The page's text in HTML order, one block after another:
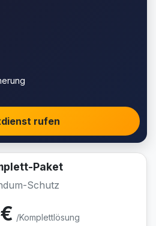
rufen
Paket
Schutz
/Komplettlösung